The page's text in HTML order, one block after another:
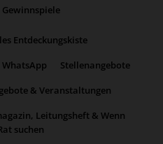
Gewinnspiele
Entdeckungskiste
WhatsApp
Stellenangebote
& Veranstaltungen
Leitungsheft & Wenn
suchen